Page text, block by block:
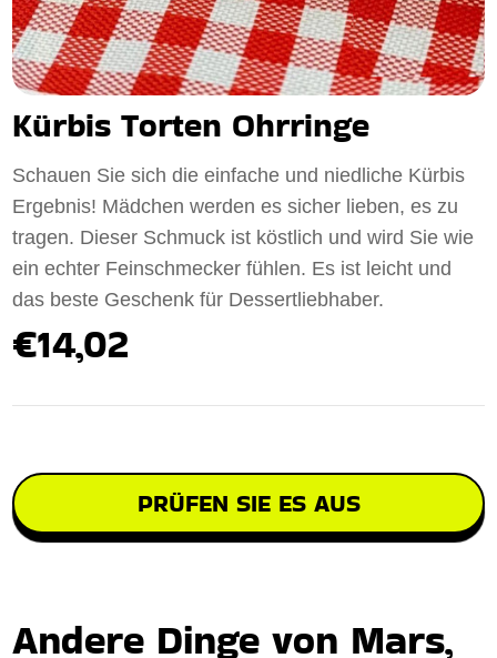
Kürbis Torten Ohrringe
Schauen Sie sich die einfache und niedliche Kürbis
Ergebnis! Mädchen werden es sicher lieben, es zu
tragen. Dieser Schmuck ist köstlich und wird Sie wie
ein echter Feinschmecker fühlen. Es ist leicht und
das beste Geschenk für Dessertliebhaber.
€14,02
PRÜFEN SIE ES AUS
Andere Dinge von Mars,